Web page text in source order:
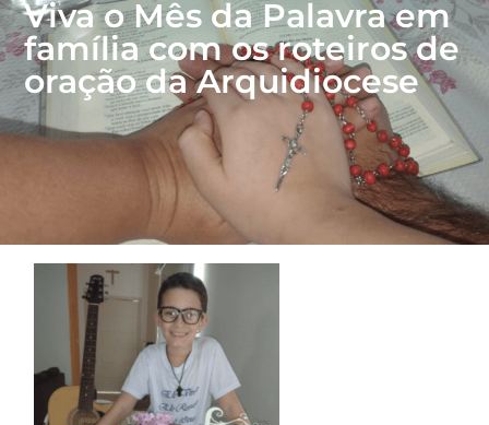
Viva o Mês da Palavra em
família com os roteiros de
oração da Arquidiocese